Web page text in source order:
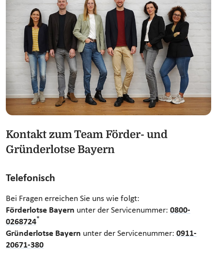
Kontakt zum Team Förder- und
Gründerlotse Bayern
Telefonisch
Bei Fragen erreichen Sie uns wie folgt:
Förderlotse Bayern unter der Servicenummer: 0800-
0268724*
Gründerlotse Bayern unter der Servicenummer: 0911-
20671-380